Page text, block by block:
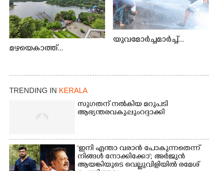
മഴയെകാത്ത്...
യുവമോർച്ചമാർച്ച്...
TRENDING IN KERALA
സുഗതന് നൽകിയ മറുപടി
ആഭ്യന്തരവകുപ്പും റദ്ദാക്കി
'ഇനി എന്താ വരാൻ പോകുന്നതെന്ന്
നിങ്ങൾ നോക്കിക്കോ'; അർജുൻ
ആയങ്കിയുടെ വെല്ലുവിളിയിൽ രമേശ്